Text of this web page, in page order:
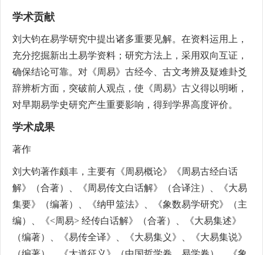
学术贡献
刘大钧在易学研究中提出诸多重要见解。在资料运用上，
充分挖掘新出土易学资料；研究方法上，采用双向互证，
确保结论可靠。对《周易》古经今、古文考辨及疑难卦爻
辞辨析方面，突破前人观点，使《周易》古义得以明晰，
对早期易学史研究产生重要影响，得到学界高度评价。
学术成果
著作
刘大钧著作颇丰，主要有《周易概论》《周易古经白话
解》（合著）、《周易传文白话解》（合译注）、《大易
集要》（编著）、《纳甲筮法》、《象数易学研究》（主
编）、《<周易> 经传白话解》（合著）、《大易集述》
（编著）、《易传全译》、《大易集义》、《大易集说》